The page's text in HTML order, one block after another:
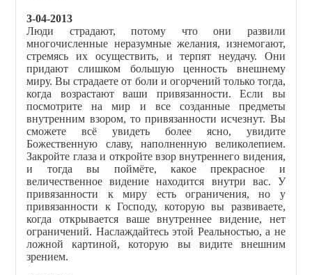
3-04-2013
Люди страдают, потому что они развили
многочисленные неразумные желания, изнемогают,
стремясь их осуществить, и терпят неудачу. Они
придают слишком большую ценность внешнему
миру. Вы страдаете от боли и огорчений только тогда,
когда возрастают ваши привязанности. Если вы
посмотрите на мир и все созданные предметы
внутренним взором, то привязанности исчезнут. Вы
сможете всё увидеть более ясно, увидите
Божественную славу, наполненную великолепием.
Закройте глаза и откройте взор внутреннего видения,
и тогда вы поймёте, какое прекрасное и
величественное видение находится внутри вас. У
привязанности к миру есть ограничения, но у
привязанности к Господу, которую вы развиваете,
когда открывается ваше внутреннее видение, нет
ограничений. Наслаждайтесь этой Реальностью, а не
ложной картиной, которую вы видите внешним
зрением.